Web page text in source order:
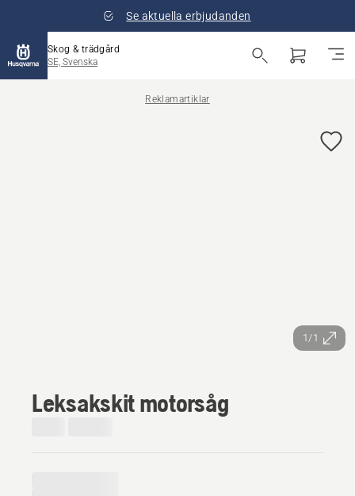
Se aktuella erbjudanden
Skog & trädgård
SE, Svenska
Reklamartiklar
1/1
Leksakskit motorsåg